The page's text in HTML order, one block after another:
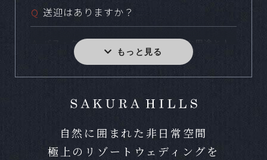
Ｑ 送迎はありますか？
バス・タクシー・福祉車両など様々な用途と人
数に合わせてご用意しております。
ます。写真のみやお食事のない結婚式など、お
気軽にお問合せください。
自然に囲まれた非日常空間
極上のリゾートウェディングを